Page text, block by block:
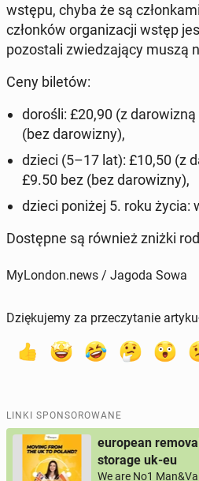
wstępu, chyba że są
człon­ków or­ga­ni­za­cji wstęp
po­zo­sta­li zwie­dza­ją­cy muszą
Ceny biletów:
dorośli: £20,90 (z
(bez da­ro­wi­zny),
dzieci (5–17 lat): £10,50 (z
£9.50 bez (bez da­ro­wi­zny),
dzieci poniżej 5. roku życia:
Do­stęp­ne są również zniżki
MyLondon.news / Jagoda Sowa
Dziękujemy za przeczytanie
LINKI SPONSOROWANE
european
storage uk-eu
We are No1